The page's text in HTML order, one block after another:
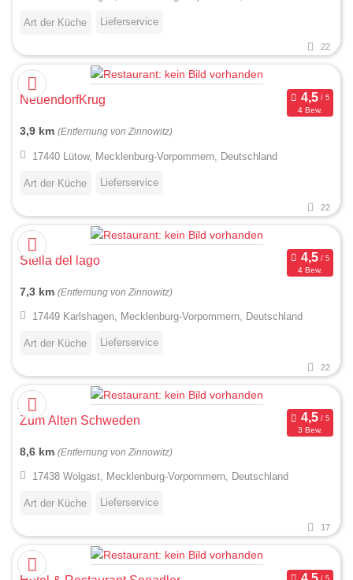
Art der Küche Lieferservice
22
NeuendorfKrug
4 Bew.
3,9 km (Entfernung von Zinnowitz)
17440 Lütow, Mecklenburg-Vorpommern, Deutschland
Art der Küche Lieferservice
22
Stella del lago
4 Bew.
7,3 km (Entfernung von Zinnowitz)
17449 Karlshagen, Mecklenburg-Vorpommern, Deutschland
Art der Küche Lieferservice
22
Zum Alten Schweden
3 Bew.
8,6 km (Entfernung von Zinnowitz)
17438 Wolgast, Mecklenburg-Vorpommern, Deutschland
Art der Küche Lieferservice
17